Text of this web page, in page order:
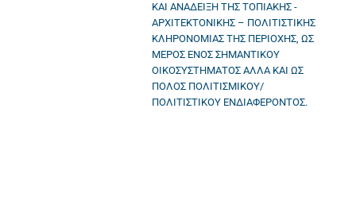
ΚΑΙ ΑΝΑΔΕΙΞΗ ΤΗΣ ΤΟΠΙΑΚΗΣ -
ΑΡΧΙΤΕΚΤΟΝΙΚΗΣ – ΠΟΛΙΤΙΣΤΙΚΗΣ
ΚΛΗΡΟΝΟΜΙΑΣ ΤΗΣ ΠΕΡΙΟΧΗΣ, ΩΣ
ΜΕΡΟΣ ΕΝΟΣ ΣΗΜΑΝΤΙΚΟΥ
ΟΙΚΟΣΥΣΤΗΜΑΤΟΣ ΑΛΛΑ ΚΑΙ ΩΣ
ΠΟΛΟΣ ΠΟΛΙΤΙΣΜΙΚΟΥ/
ΠΟΛΙΤΙΣΤΙΚΟΥ ΕΝΔΙΑΦΕΡΟΝΤΟΣ.